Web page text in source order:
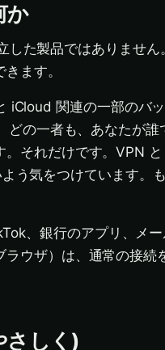
か
した製品ではありませ
ます。
iCloud 関連の一部のバ
どの一者も、あなたが誰
それだけです。VPN
う気をつけています。
、銀行のアプリ、メ
ウザ）は、通常の接続
さしく)